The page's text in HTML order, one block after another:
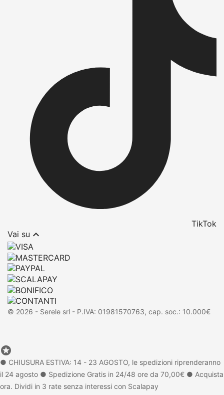
Diamantata grana fine
fascia rossa
10,90 €Tasse incluse
Ultimo prezzo più basso
TikTok
Vai su 
© 2026 - Serele srl - P.IVA: 01981570763, cap. soc.: 10.000€

● CHIUSURA ESTIVA: 14 - 23 AGOSTO, le spedizioni riprenderanno
il 24 agosto ● Spedizione Gratis in 24/48 ore da 70,00€ ● Acquista
ora. Dividi in 3 rate senza interessi con Scalapay